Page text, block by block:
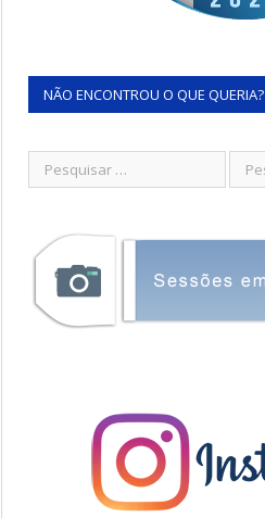
NÃO ENCONTROU O QUE QUERIA?